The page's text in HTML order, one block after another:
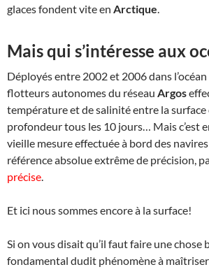
glaces fondent vite en Arctique.
Mais qui s’intéresse aux
Déployés entre 2002 et 2006 dans
flotteurs autonomes du réseau Argos
température et de salinité entre la
profondeur tous les 10 jours… Mais c’est
vieille mesure effectuée à bord des
référence absolue extrême de précision,
précise.
Et ici nous sommes encore à la surface!
Si on vous disait qu’il faut faire une chose
fondamental dudit phénomène à maîtriser